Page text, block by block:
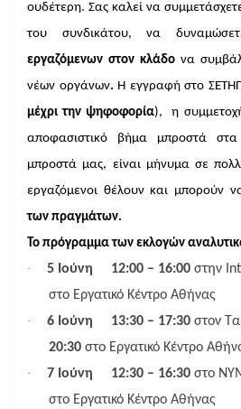
ουδέτερη. Σας καλεί να
του συνδικάτου, να
εργαζόμενων στον κλάδο να
νέων οργάνων. Η εγγραφή στο
μέχρι την ψηφοφορία),
η
αποφασιστικό βήμα μπροστά
μπροστά μας, είναι μήνυμα σε
εργαζόμενοι θέλουν και μπορούν
των πραγμάτων.
Το πρόγραμμα των εκλογών
·
5 Ιούνη 12:00 – 16:00 στην
στο Εργατικό Κέντρο Αθήνας
· 6 Ιούνη 13:30 – 17:30 στον
20:30στο Εργατικό Κέντρο
· 7 Ιούνη 12:30 – 16:30 στο
στο Εργατικό Κέντρο Αθήνας